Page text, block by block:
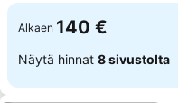
Alkaen 140 €
Näytä hinnat 8 sivustolta